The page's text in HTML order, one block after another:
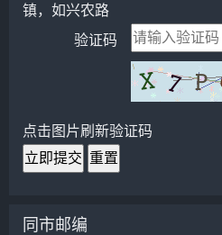
镇，如兴农路
验证码
点击图片刷新验证码
立即提交 重置
同市邮编